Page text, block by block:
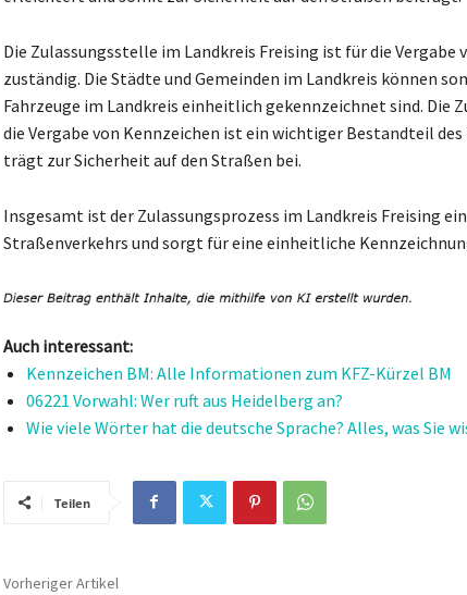
Die Zulassungsstelle im Landkreis Freising ist für die Vergabe
zuständig. Die Städte und Gemeinden im Landkreis können
Fahrzeuge im Landkreis einheitlich gekennzeichnet sind. Die
die Vergabe von Kennzeichen ist ein wichtiger Bestandteil des
trägt zur Sicherheit auf den Straßen bei.
Insgesamt ist der Zulassungsprozess im Landkreis Freising
Straßenverkehrs und sorgt für eine einheitliche
Auch interessant:
Kennzeichen BM: Alle Informationen zum KFZ-Kürzel BM
06221 Vorwahl: Wer ruft aus Heidelberg an?
Wie viele Wörter hat die deutsche Sprache? Alles, was Sie
Teilen
Vorheriger Artikel